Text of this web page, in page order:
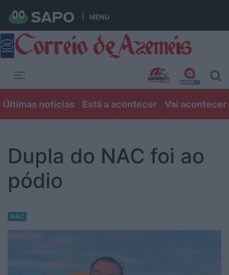
MENU
Últimas notícias Está a acontecer Vai acontecer
Dupla do NAC foi ao
pódio
NAC